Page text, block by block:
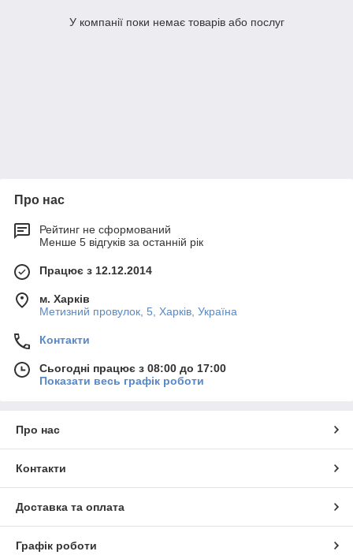
виконана з дотриманням стандарту якості DIN 929.
У компанії поки немає товарів або послуг
Про нас
Рейтинг не сформований
Менше 5 відгуків за останній рік
Працює з 12.12.2014
м. Харків
Метизний провулок, 5, Харків, Україна
Контакти
Сьогодні працює з 08:00 до 17:00
Показати весь графік роботи
Про нас
Контакти
Доставка та оплата
Графік роботи